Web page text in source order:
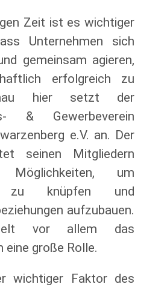
Zeit ist es wichtiger
Unternehmen sich
gemeinsam agieren,
erfolgreich zu
hier setzt der
& Gewerbeverein
e.V. an. Der
seinen Mitgliedern
Möglichkeiten, um
zu knüpfen und
aufzubauen.
vor allem das
eine große Rolle.
wichtiger Faktor des